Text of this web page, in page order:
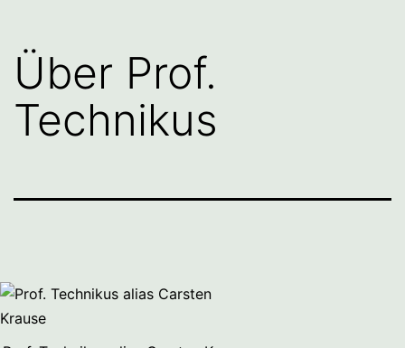
Über Prof.
Technikus